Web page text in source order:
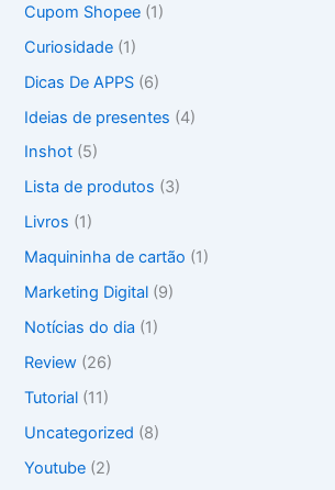
Cupom Shopee (1)
Curiosidade (1)
Dicas De APPS (6)
Ideias de presentes (4)
Inshot (5)
Lista de produtos (3)
Livros (1)
Maquininha de cartão (1)
Marketing Digital (9)
Notícias do dia (1)
Review (26)
Tutorial (11)
Uncategorized (8)
Youtube (2)